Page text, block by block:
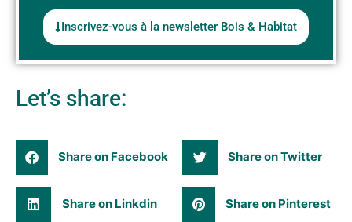
Inscrivez-vous à la newsletter Bois & Habitat
Let’s share:
Share on Facebook Share on Twitter
Share on Linkdin Share on Pinterest